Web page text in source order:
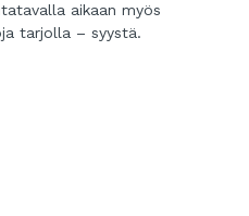
aikaan myös
tarjolla – syystä.